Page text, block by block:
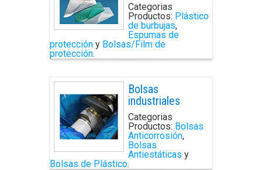
Categorias
Productos: Plástico
de burbujas,
Espumas de
protección y Bolsas/Film de
protección.
Bolsas
industriales
Categorias
Productos: Bolsas
Anticorrosión,
Bolsas
Antiestáticas y
Bolsas de Plástico.